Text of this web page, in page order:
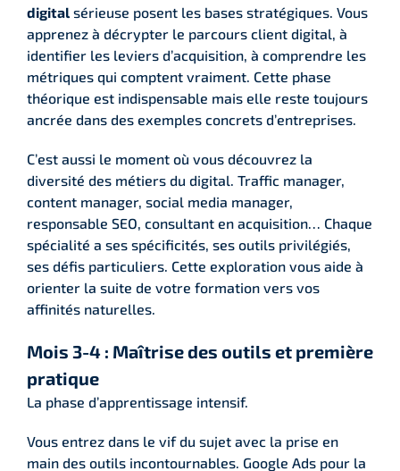
digital sérieuse posent les bases stratégiques. Vous
apprenez à décrypter le parcours client digital, à
identifier les leviers d’acquisition, à comprendre les
métriques qui comptent vraiment. Cette phase
théorique est indispensable mais elle reste toujours
ancrée dans des exemples concrets d’entreprises.
C’est aussi le moment où vous découvrez la
diversité des métiers du digital. Traffic manager,
content manager, social media manager,
responsable SEO, consultant en acquisition… Chaque
spécialité a ses spécificités, ses outils privilégiés,
ses défis particuliers. Cette exploration vous aide à
orienter la suite de votre formation vers vos
affinités naturelles.
Mois 3-4 : Maîtrise des outils et première
pratique
La phase d’apprentissage intensif.
Vous entrez dans le vif du sujet avec la prise en
main des outils incontournables. Google Ads pour la